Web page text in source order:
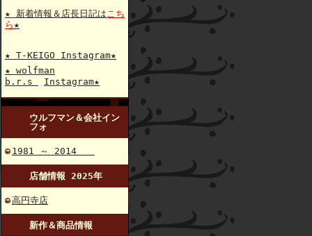
★ 新着情報＆店長日記はこち
ら★
★ T-KEIGO Instagram★
★ wolfman
b.r.s
Instagram★
ウルフマン＆会社イン
フォ
1981 ～ 2014
店舗情報 2025年
高円寺店
新作＆商品情報